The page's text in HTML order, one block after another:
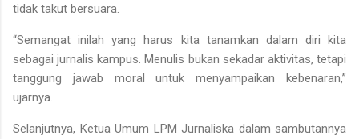
tidak takut bersuara.
“Semangat inilah yang harus kita tanamkan dalam diri kita
sebagai jurnalis kampus. Menulis bukan sekadar aktivitas, tetapi
tanggung jawab moral untuk menyampaikan kebenaran,”
ujarnya.
Selanjutnya, Ketua Umum LPM Jurnaliska dalam sambutannya